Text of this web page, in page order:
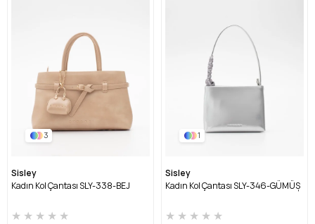
3
Sisley
Kadın Kol Çantası SLY-338-BEJ
★ ★ ★ ★ ★
1
Sisley
Kadın Kol Çantası SLY-346-GÜMÜŞ
★ ★ ★ ★ ★